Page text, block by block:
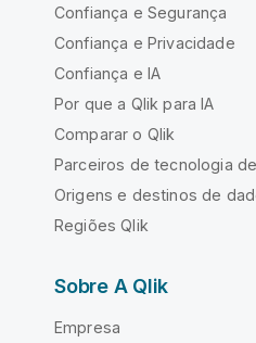
Confiança e Segurança
Confiança e Privacidade
Confiança e IA
Por que a Qlik para IA
Comparar o Qlik
Parceiros de tecnologia
Origens e destinos de
Regiões Qlik
Sobre A Qlik
Empresa